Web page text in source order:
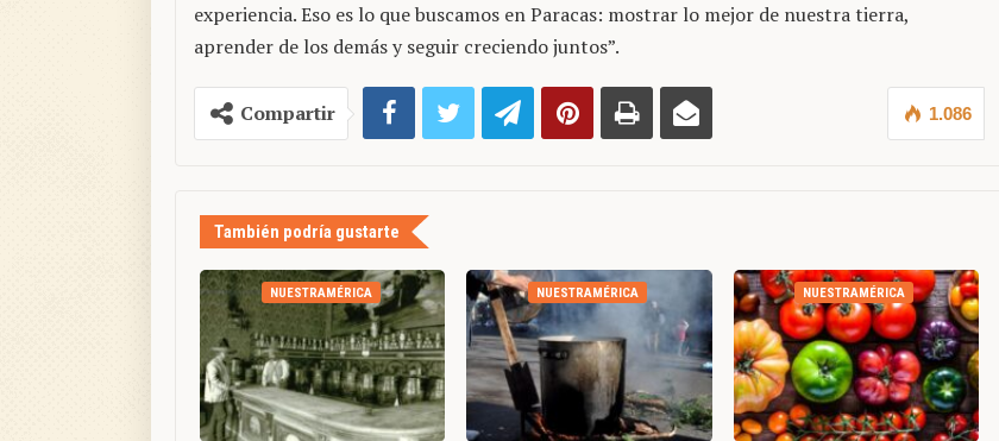
experiencia. Eso es lo que buscamos en Paracas: mostrar lo mejor de nuestra tierra,
aprender de los demás y seguir creciendo juntos”.
1.086
Compartir
También podría gustarte
NUESTRAMÉRICA NUESTRAMÉRICA NUESTRAMÉRICA